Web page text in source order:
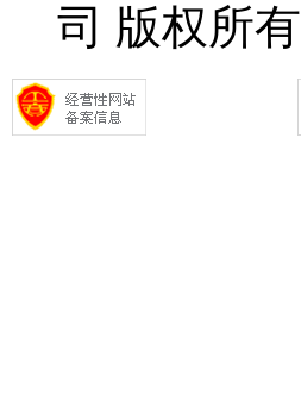
司 版权所有